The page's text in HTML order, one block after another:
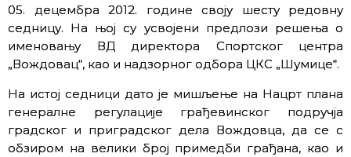
05. децембра 2012. године своју шесту редовну
седницу. На њој су усвојени предлози решења о
именовању ВД директора Спортског центра
„Вождовац“, као и надзорног одбора ЦКС „Шумице“.
На истој седници дато је мишљење на Нацрт плана
генералне регулације грађевинског подручја
градског и приградског дела Вождовца, да се с
обзиром на велики број примедби грађана, као и